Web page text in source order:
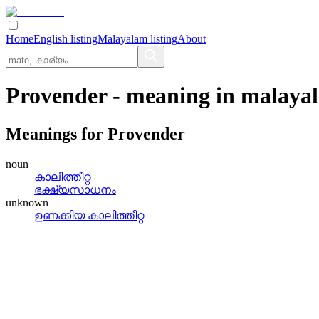
HomeEnglish listingMalayalam listingAbout
Provender- meaning in
Meanings for Provender
noun
കാലിത്തീറ്റ
ഭക്ഷ്യസാധനം
unknown
ഉണക്കിയ കാലിത്തീറ്റ